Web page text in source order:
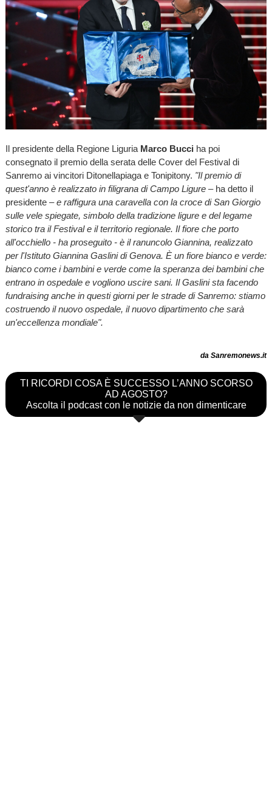
Il presidente della Regione Liguria Marco Bucci ha poi
consegnato il premio della serata delle Cover del Festival di
Sanremo ai vincitori Ditonellapiaga e Tonipitony. "Il premio di
quest'anno è realizzato in filigrana di Campo Ligure – ha detto il
presidente –e raffigura una caravella con la croce di San Giorgio
sulle vele spiegate, simbolo della tradizione ligure e del legame
storico tra il Festival e il territorio regionale. Il fiore che porto
all'occhiello - ha proseguito - è il ranuncolo Giannina, realizzato
per l'Istituto Giannina Gaslini di Genova. È un fiore bianco e verde:
bianco come i bambini e verde come la speranza dei bambini che
entrano in ospedale e vogliono uscire sani. Il Gaslini sta facendo
fundraising anche in questi giorni per le strade di Sanremo: stiamo
costruendo il nuovo ospedale, il nuovo dipartimento che sarà
un'eccellenza mondiale".
da Sanremonews.it
TI RICORDI COSA È SUCCESSO L’ANNO SCORSO
AD AGOSTO?
Ascolta il podcast con le notizie da non dimenticare